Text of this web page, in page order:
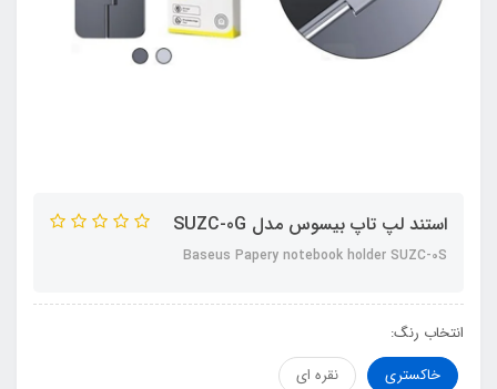
استند لپ تاپ بیسوس مدل SUZC-0G
Baseus Papery notebook holder SUZC-0S
انتخاب رنگ:
خاکستری
نقره ای